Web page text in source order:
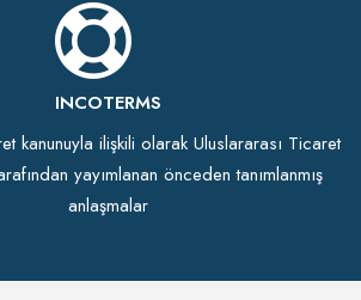
INCOTERMS
kanunuyla ilişkili olarak Uluslararası Ticaret
yayımlanan önceden tanımlanmış
anlaşmalar